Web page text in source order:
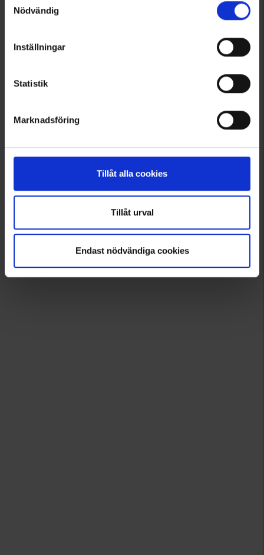
Nödvändig
Inställningar
Statistik
Marknadsföring
Tillåt alla cookies
Tillåt urval
Endast nödvändiga cookies
Angezeigt werden 1–3 von 3 Produkten